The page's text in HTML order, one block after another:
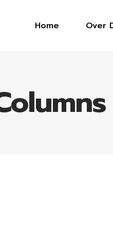
Home Over